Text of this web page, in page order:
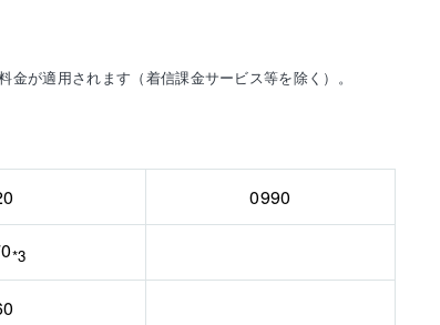
が適用されます（着信課金サービス等を除く）。
0990
*3